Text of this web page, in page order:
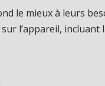
le mieux à leurs
sur l’appareil, incluant